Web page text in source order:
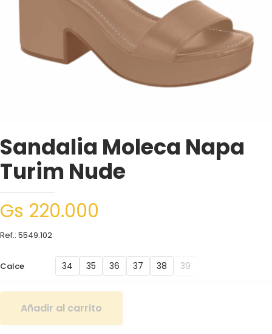
Sandalia Moleca Napa
Turim Nude
Gs 220.000
Ref.: 5549.102
Calce 34 35 36 37 38 39
Añadir al carrito